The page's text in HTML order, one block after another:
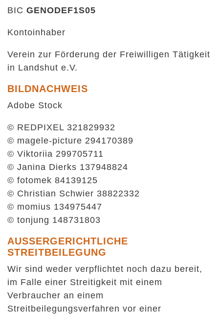
BIC GENODEF1S05
Kontoinhaber
Verein zur Förderung der Freiwilligen Tätigkeit
in Landshut e.V.
BILDNACHWEIS
Adobe Stock
© REDPIXEL 321829932
© magele-picture 294170389
© Viktoriia 299705711
© Janina Dierks 137948824
© fotomek 84139125
© Christian Schwier 38822332
© momius 134975447
© tonjung 148731803
AUSSERGERICHTLICHE S
TREITBEILEGUNG
Wir sind weder verpflichtet noch dazu bereit,
im Falle einer Streitigkeit mit einem
Verbraucher an einem
Streitbeilegungsverfahren vor einer